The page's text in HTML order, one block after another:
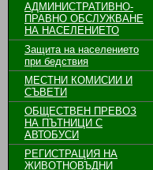
АДМИНИСТРАТИВНО-
ПРАВНО ОБСЛУЖВАНЕ
НА НАСЕЛЕНИЕТО
Защита на населението
при бедствия
МЕСТНИ КОМИСИИ И
СЪВЕТИ
ОБЩЕСТВЕН ПРЕВОЗ
НА ПЪТНИЦИ С
АВТОБУСИ
РЕГИСТРАЦИЯ НА
ЖИВОТНОВЪДНИ